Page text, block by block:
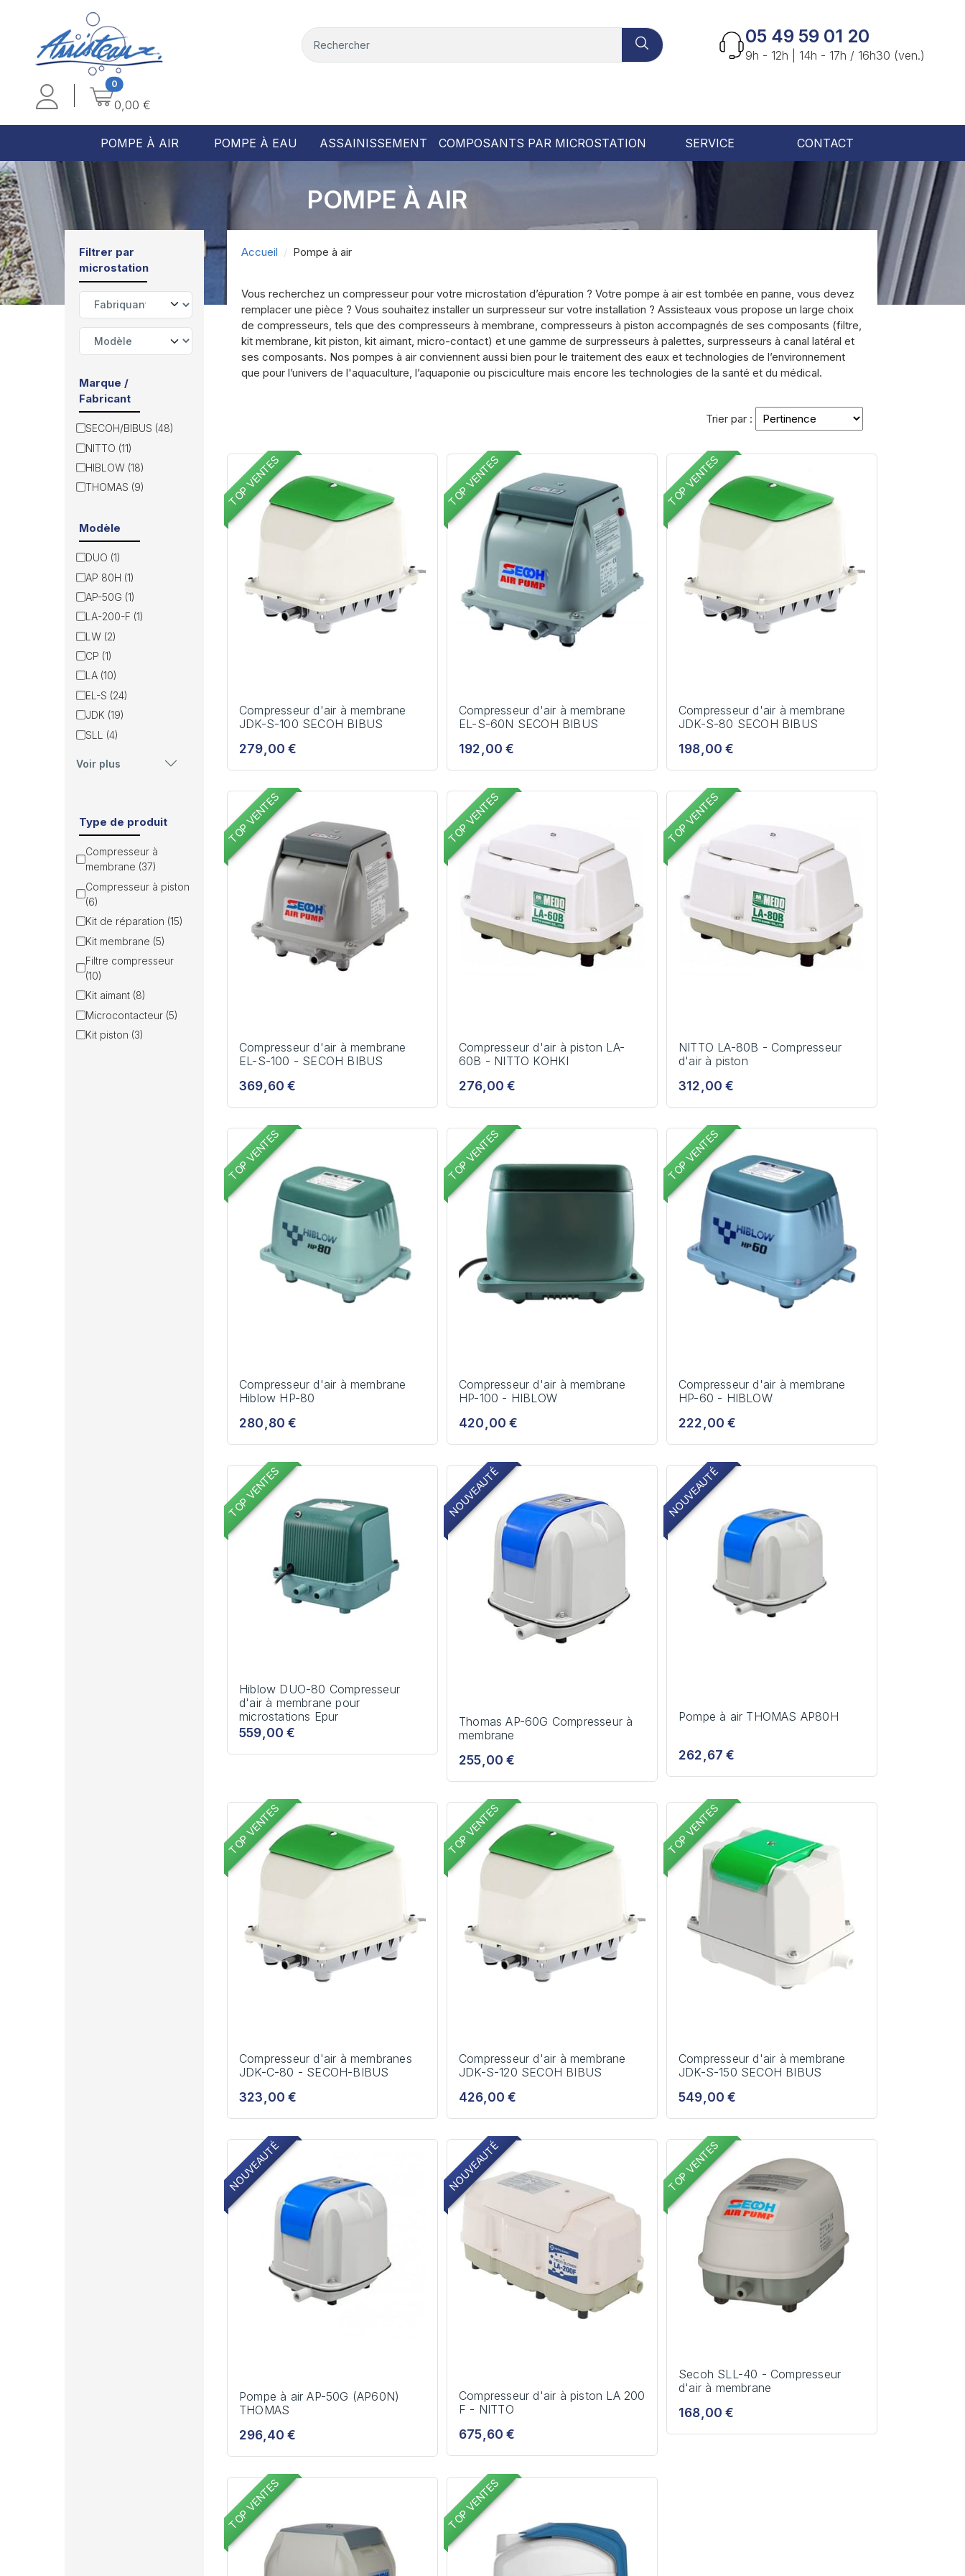
05 49 59 01 20
9h - 12h | 14h - 17h / 16h30 (ven.)
0
0,00 €
POMPE À AIR POMPE À EAU ASSAINISSEMENT COMPOSANTS PAR MICROSTATION SERVICE CONTACT
POMPE À AIR
Filtrer par
microstation
Marque /
Fabricant
SECOH/BIBUS (48)
NITTO (11)
HIBLOW (18)
THOMAS (9)
Modèle
DUO (1)
AP 80H (1)
AP-50G (1)
LA-200-F (1)
LW (2)
CP (1)
LA (10)
EL-S (24)
JDK (19)
SLL (4)
Voir plus
Type de produit
Compresseur à
membrane (37)
Compresseur à piston
(6)
Kit de réparation (15)
Kit membrane (5)
Filtre compresseur
(10)
Kit aimant (8)
Microcontacteur (5)
Kit piston (3)
Accueil Pompe à air
Vous recherchez un compresseur pour votre microstation d’épuration ? Votre pompe à air est tombée en panne, vous devez
remplacer une pièce ? Vous souhaitez installer un surpresseur sur votre installation ? Assisteaux vous propose un large choix
de compresseurs, tels que des compresseurs à membrane, compresseurs à piston accompagnés de ses composants (filtre,
kit membrane, kit piston, kit aimant, micro-contact) et une gamme de surpresseurs à palettes, surpresseurs à canal latéral et
ses composants. Nos pompes à air conviennent aussi bien pour le traitement des eaux et technologies de l’environnement
que pour l’univers de l'aquaculture, l’aquaponie ou pisciculture mais encore les technologies de la santé et du médical.
Trier par :
TOP VENTES
Compresseur d'air à membrane
JDK-S-100 SECOH BIBUS
279,00 €
TOP VENTES
Compresseur d'air à membrane
EL-S-60N SECOH BIBUS
192,00 €
TOP VENTES
Compresseur d'air à membrane
JDK-S-80 SECOH BIBUS
198,00 €
TOP VENTES
Compresseur d'air à membrane
EL-S-100 - SECOH BIBUS
369,60 €
TOP VENTES
Compresseur d'air à piston LA-
60B - NITTO KOHKI
276,00 €
TOP VENTES
NITTO LA-80B - Compresseur
d'air à piston
312,00 €
TOP VENTES
Compresseur d'air à membrane
Hiblow HP-80
280,80 €
TOP VENTES
Compresseur d'air à membrane
HP-100 - HIBLOW
420,00 €
TOP VENTES
Compresseur d'air à membrane
HP-60 - HIBLOW
222,00 €
TOP VENTES
Hiblow DUO-80 Compresseur
d'air à membrane pour
microstations Epur
559,00 €
NOUVEAUTÉ
Thomas AP-60G Compresseur à
membrane
255,00 €
NOUVEAUTÉ
Pompe à air THOMAS AP80H
262,67 €
TOP VENTES
Compresseur d'air à membranes
JDK-C-80 - SECOH-BIBUS
323,00 €
TOP VENTES
Compresseur d'air à membrane
JDK-S-120 SECOH BIBUS
426,00 €
TOP VENTES
Compresseur d'air à membrane
JDK-S-150 SECOH BIBUS
549,00 €
NOUVEAUTÉ
Pompe à air AP-50G (AP60N)
THOMAS
296,40 €
NOUVEAUTÉ
Compresseur d'air à piston LA 200
F - NITTO
675,60 €
TOP VENTES
Secoh SLL-40 - Compresseur
d'air à membrane
168,00 €
TOP VENTES TOP VENTES